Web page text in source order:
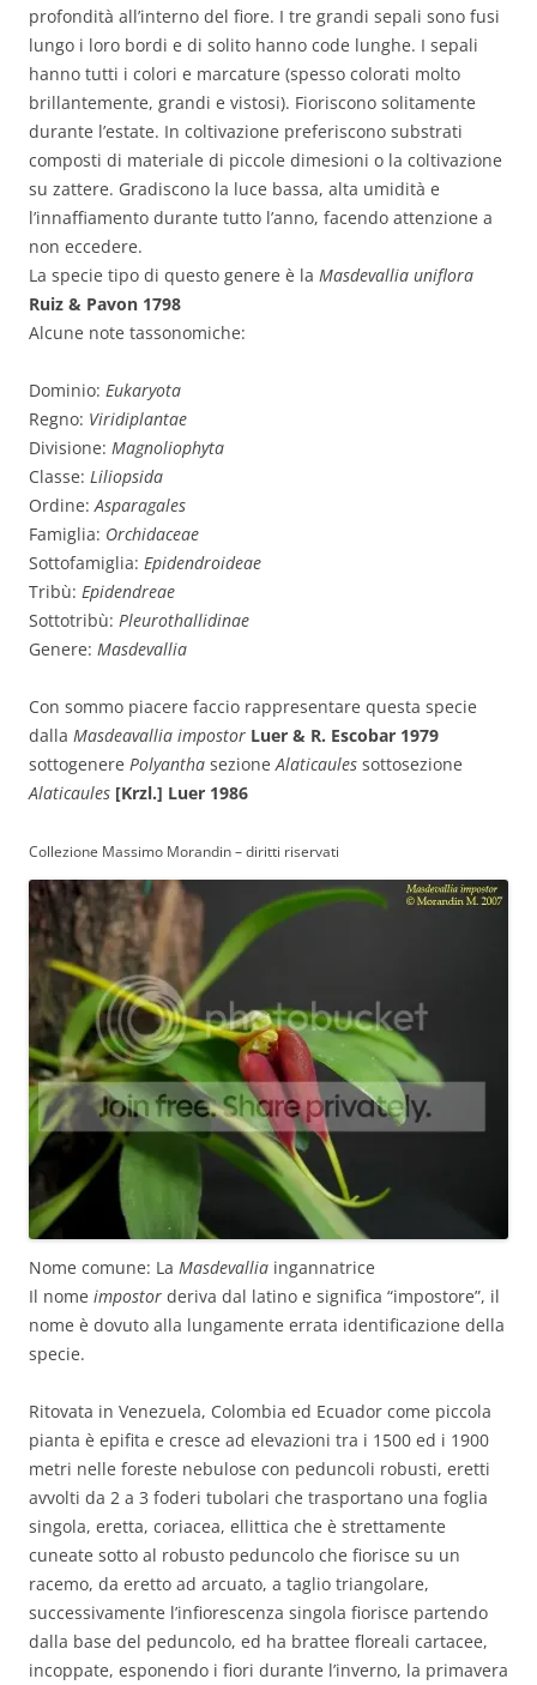
profondità all’interno del fiore. I tre grandi sepali sono fusi
lungo i loro bordi e di solito hanno code lunghe. I sepali
hanno tutti i colori e marcature (spesso colorati molto
brillantemente, grandi e vistosi). Fioriscono solitamente
durante l’estate. In coltivazione preferiscono substrati
composti di materiale di piccole dimesioni o la coltivazione
su zattere. Gradiscono la luce bassa, alta umidità e
l’innaffiamento durante tutto l’anno, facendo attenzione a
non eccedere.
La specie tipo di questo genere è la Masdevallia uniflora
Ruiz & Pavon 1798
Alcune note tassonomiche:
Dominio: Eukaryota
Regno: Viridiplantae
Divisione: Magnoliophyta
Classe: Liliopsida
Ordine: Asparagales
Famiglia: Orchidaceae
Sottofamiglia: Epidendroideae
Tribù: Epidendreae
Sottotribù: Pleurothallidinae
Genere: Masdevallia
Con sommo piacere faccio rappresentare questa specie
dalla Masdeavallia impostor Luer & R. Escobar 1979
sottogenere Polyantha sezione Alaticaules sottosezione
Alaticaules [Krzl.] Luer 1986
Collezione Massimo Morandin – diritti riservati
Nome comune: La Masdevallia ingannatrice
Il nome impostor deriva dal latino e significa “impostore”, il
nome è dovuto alla lungamente errata identificazione della
specie.
Ritovata in Venezuela, Colombia ed Ecuador come piccola
pianta è epifita e cresce ad elevazioni tra i 1500 ed i 1900
metri nelle foreste nebulose con peduncoli robusti, eretti
avvolti da 2 a 3 foderi tubolari che trasportano una foglia
singola, eretta, coriacea, ellittica che è strettamente
cuneate sotto al robusto peduncolo che fiorisce su un
racemo, da eretto ad arcuato, a taglio triangolare,
successivamente l’infiorescenza singola fiorisce partendo
dalla base del peduncolo, ed ha brattee floreali cartacee,
incoppate, esponendo i fiori durante l’inverno, la primavera